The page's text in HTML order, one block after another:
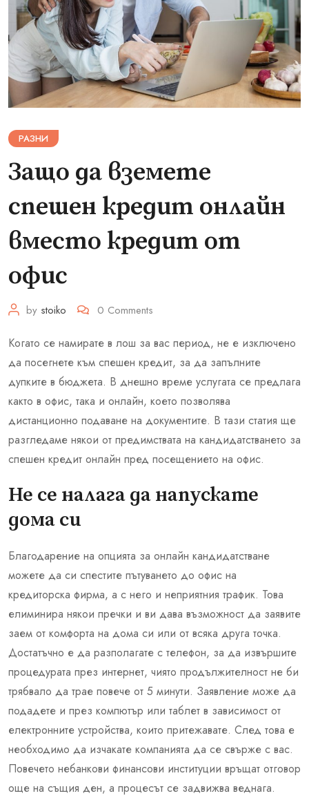
РАЗНИ
Защо да вземете
спешен кредит онлайн
вместо кредит от
офис
by stoiko 0 Comments
Когато се намирате в лош за вас период, не е изключено
да посегнете към спешен кредит, за да запълните
дупките в бюджета. В днешно време услугата се предлага
както в офис, така и онлайн, което позволява
дистанционно подаване на документите. В тази статия ще
разгледаме някои от предимствата на кандидатстването за
спешен кредит онлайн пред посещението на офис.
Не се налага да напускате
дома си
Благодарение на опцията за онлайн кандидатстване
можете да си спестите пътуването до офис на
кредиторска фирма, а с него и неприятния трафик. Това
елиминира някои пречки и ви дава възможност да заявите
заем от комфорта на дома си или от всяка друга точка.
Достатъчно е да разполагате с телефон, за да извършите
процедурата през интернет, чиято продължителност не би
трябвало да трае повече от 5 минути. Заявление може да
подадете и през компютър или таблет в зависимост от
електронните устройства, които притежавате. След това е
необходимо да изчакате компанията да се свърже с вас.
Повечето небанкови финансови институции връщат отговор
още на същия ден, а процесът се задвижва веднага.